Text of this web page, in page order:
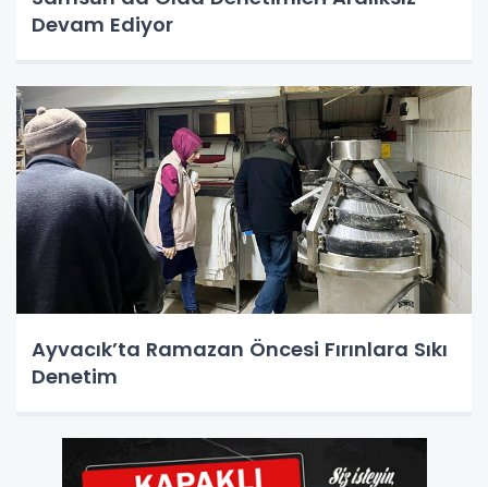
Devam Ediyor
Ayvacık’ta Ramazan Öncesi Fırınlara Sıkı
Denetim